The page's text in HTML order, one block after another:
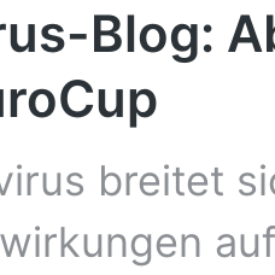
Blog:
breitet